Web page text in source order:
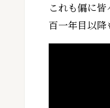
これも偏に皆
百一年目以降